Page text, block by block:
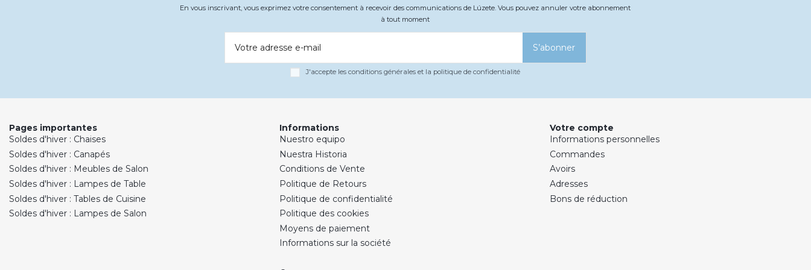
En vous inscrivant, vous exprimez votre consentement à recevoir des communications de Lúzete. Vous pouvez annuler votre abonnement
à tout moment
Votre adresse e-mail S’abonner
J'accepte les conditions générales et la politique de confidentialité
Pages importantes
Soldes d'hiver : Chaises
Soldes d'hiver : Canapés
Soldes d'hiver : Meubles de Salon
Soldes d'hiver : Lampes de Table
Soldes d'hiver : Tables de Cuisine
Soldes d'hiver : Lampes de Salon
Informations
Nuestro equipo
Nuestra Historia
Conditions de Vente
Politique de Retours
Politique de confidentialité
Politique des cookies
Moyens de paiement
Informations sur la société
Votre compte
Informations personnelles
Commandes
Avoirs
Adresses
Bons de réduction